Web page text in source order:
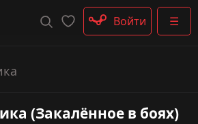
☰
Войти
(Закалённое в боях)